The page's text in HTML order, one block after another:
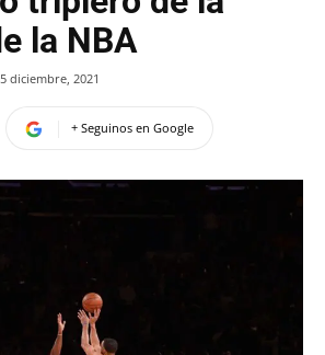
la NBA
diciembre, 2021
+ Seguinos en Google